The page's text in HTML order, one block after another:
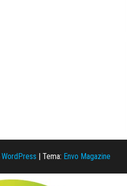
WordPress | Tema: Envo Magazine